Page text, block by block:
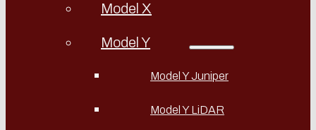
Model X
Model Y
Model Y Juniper
Model Y LiDAR